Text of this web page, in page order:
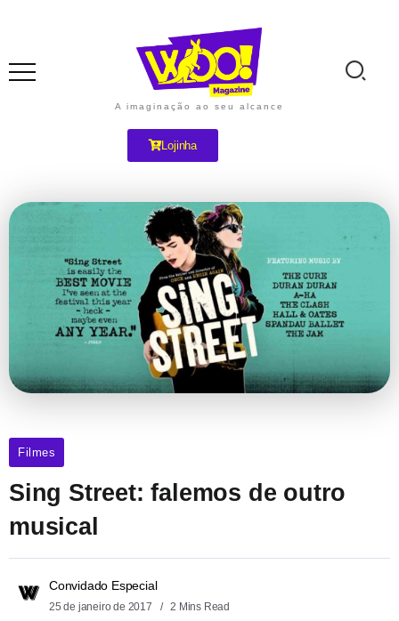
A imaginação ao seu alcance
Lojinha
Filmes
Sing Street: falemos de outro
musical
Convidado Especial
25 de janeiro de 2017 2 Mins Read